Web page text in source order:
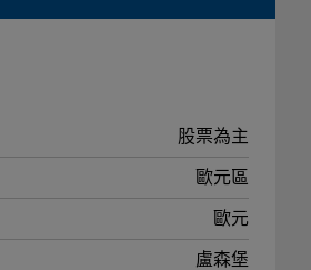
股票為主
歐元區
歐元
盧森堡